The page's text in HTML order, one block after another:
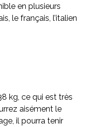
en plusieurs
le français, l’italien
kg, ce qui est très
aisément le
il pourra tenir